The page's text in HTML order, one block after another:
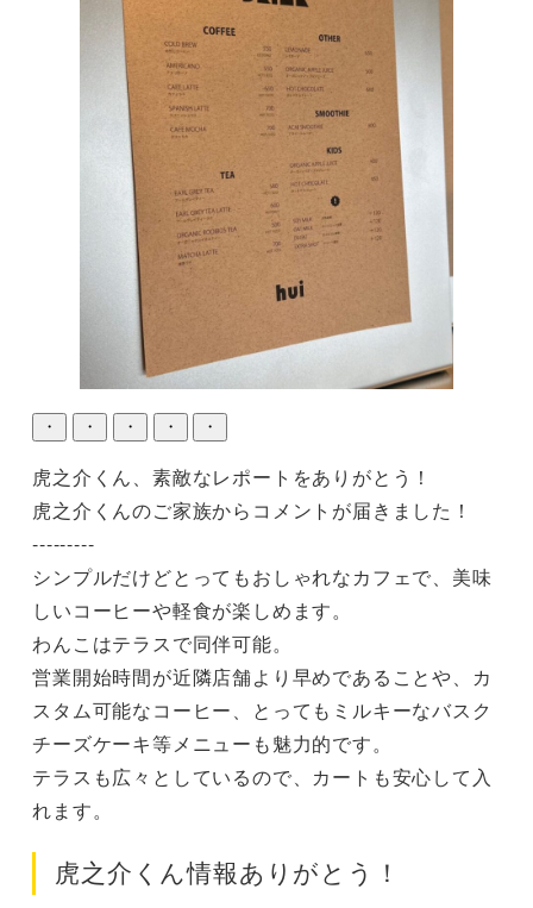
・ ・ ・ ・ ・
虎之介くん、素敵なレポートをありがとう！
虎之介くんのご家族からコメントが届きました！
---------
シンプルだけどとってもおしゃれなカフェで、美味
しいコーヒーや軽食が楽しめます。
わんこはテラスで同伴可能。
営業開始時間が近隣店舗より早めであることや、カ
スタム可能なコーヒー、とってもミルキーなバスク
チーズケーキ等メニューも魅力的です。
テラスも広々としているので、カートも安心して入
れます。
虎之介くん情報ありがとう！